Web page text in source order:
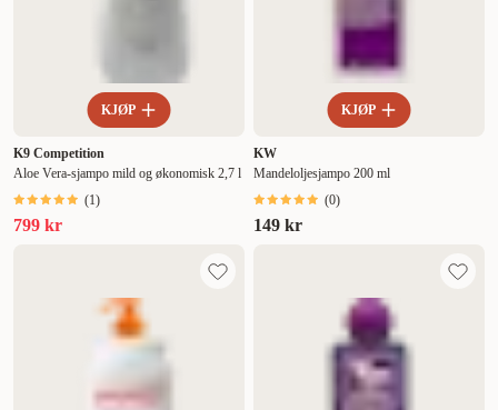
KJØP
K9 Competition
Aloe Vera-sjampo mild og økonomisk 2,7 l
(1)
799 kr
KJØP
KW
Mandeloljesjampo 200 ml
(0)
149 kr